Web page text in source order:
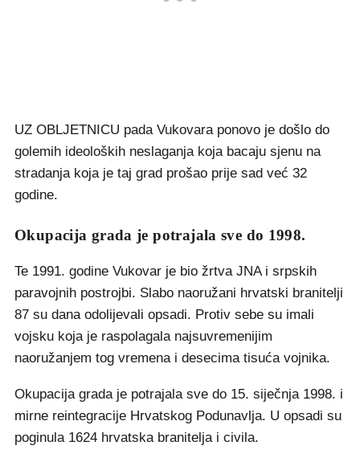
UZ OBLJETNICU pada Vukovara ponovo je došlo do
golemih ideoloških neslaganja koja bacaju sjenu na
stradanja koja je taj grad prošao prije sad već 32
godine.
Okupacija grada je potrajala sve do 1998.
Te 1991. godine Vukovar je bio žrtva JNA i srpskih
paravojnih postrojbi. Slabo naoružani hrvatski branitelji
87 su dana odolijevali opsadi. Protiv sebe su imali
vojsku koja je raspolagala najsuvremenijim
naoružanjem tog vremena i desecima tisuća vojnika.
Okupacija grada je potrajala sve do 15. siječnja 1998. i
mirne reintegracije Hrvatskog Podunavlja. U opsadi su
poginula 1624 hrvatska branitelja i civila.